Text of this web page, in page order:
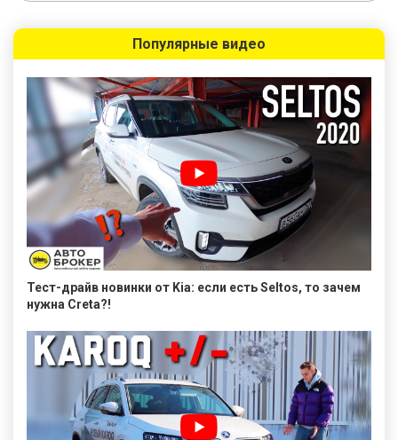
Популярные видео
Тест-драйв новинки от Kia: если есть Seltos, то зачем
нужна Creta?!